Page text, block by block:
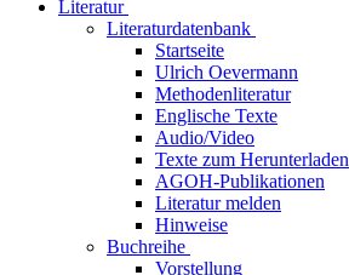
Literatur
Literaturdatenbank
Startseite
Ulrich Oevermann
Methodenliteratur
Englische Texte
Audio/Video
Texte zum Herunterladen
AGOH-Publikationen
Literatur melden
Hinweise
Buchreihe
Vorstellung